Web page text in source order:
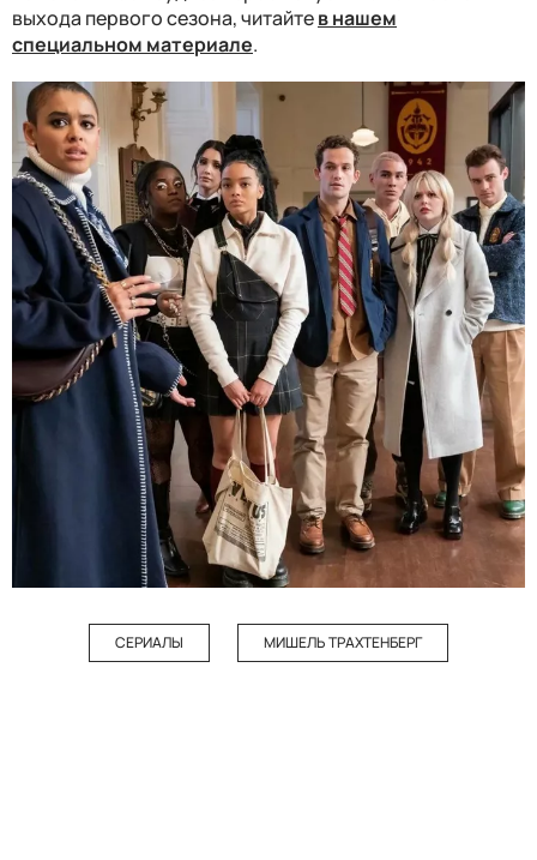
выхода первого сезона, читайтев нашем
специальном материале.
СЕРИАЛЫ МИШЕЛЬ ТРАХТЕНБЕРГ